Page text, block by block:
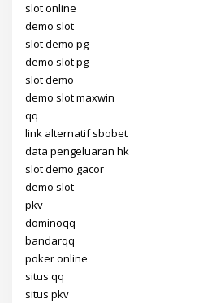
slot online
demo slot
slot demo pg
demo slot pg
slot demo
demo slot maxwin
qq
link alternatif sbobet
data pengeluaran hk
slot demo gacor
demo slot
pkv
dominoqq
bandarqq
poker online
situs qq
situs pkv